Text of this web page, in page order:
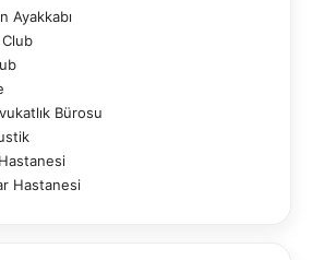
Ayakkabı
Bürosu
Hastanesi